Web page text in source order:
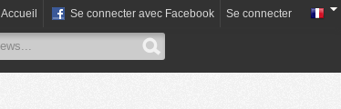
Accueil Se connecter avec Facebook Se connecter